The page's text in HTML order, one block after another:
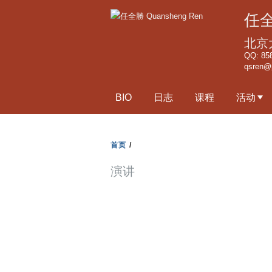
任
北京
QQ:
BIO 日志 课程 活动
首页 /
演讲